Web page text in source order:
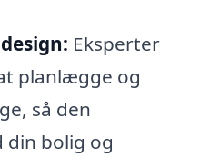
Eksperter
planlægge og
så den
din bolig og